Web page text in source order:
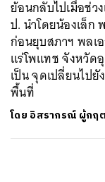
ย้อนกลับไปเมื่อช่ว
ป. นำโดยน้องเล็ก
ก่อนยุบสภาฯ พลเ
แร่โพแทช จังหวัด
เป็น จุดเปลี่ยนไป
พื้นที่
โดย อิสรากรณ์ ผู้กฤ